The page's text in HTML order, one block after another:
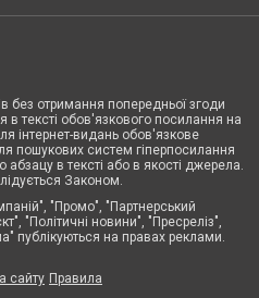
без отримання попередньої згоди
тексті обов'язкового посилання на
інтернет-видань обов'язкове
пошукових систем гіперпосилання
абзацу в тексті або в якості джерела.
Законом.
"Промо", "Партнерський
"Політичні новини", "Пресреліз",
публікуються на правах реклами.
сайту Правила